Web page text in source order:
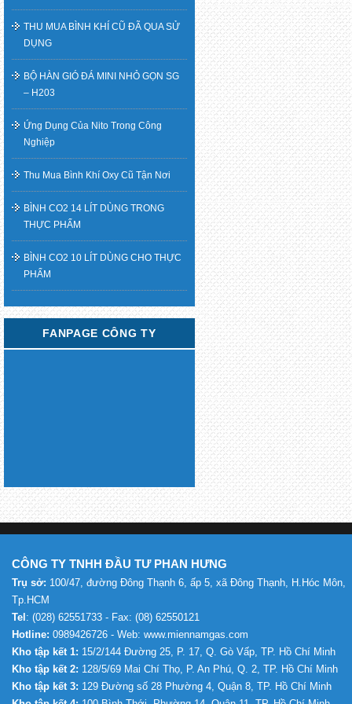
THU MUA BÌNH KHÍ CŨ ĐÃ QUA SỬ
DỤNG
BỘ HÀN GIÓ ĐÁ MINI NHỎ GỌN SG
– H203
Ứng Dụng Của Nito Trong Công
Nghiệp
Thu Mua Bình Khí Oxy Cũ Tận Nơi
BÌNH CO2 14 LÍT DÙNG TRONG
THỰC PHẨM
BÌNH CO2 10 LÍT DÙNG CHO THỰC
PHẨM
FANPAGE CÔNG TY
CÔNG TY TNHH ĐẦU TƯ PHAN HƯNG
Trụ sở: 100/47, đường Đông Thạnh 6, ấp 5, xã Đông Thạnh, H.Hóc Môn,
Tp.HCM
Tel : (028) 62551733 - Fax: (08) 62550121
Hotline: 0989426726 - Web: www.miennamgas.com
Kho tập kết 1: 15/2/144 Đường 25, P. 17, Q. Gò Vấp, TP. Hồ Chí Minh
Kho tập kết 2: 128/5/69 Mai Chí Thọ, P. An Phú, Q. 2, TP. Hồ Chí Minh
Kho tập kết 3: 129 Đường số 28 Phường 4, Quận 8, TP. Hồ Chí Minh